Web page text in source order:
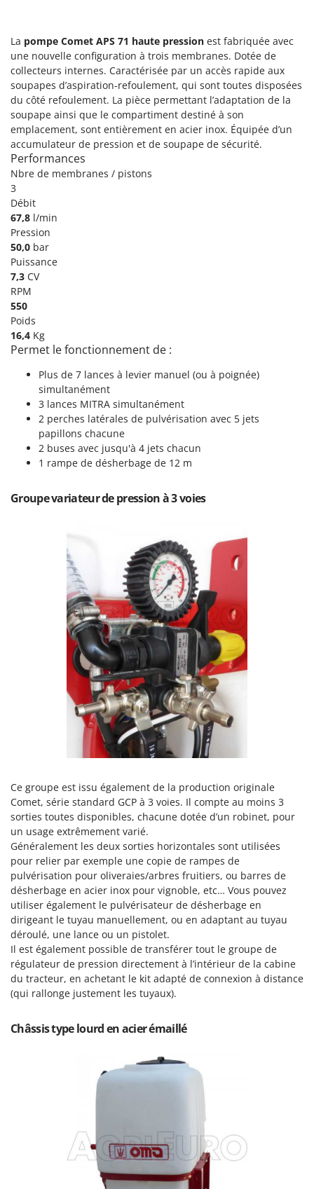
R
Rafraîchisseurs d'air par évaporation
Rampes de chargement en aluminium
Râpes à fromage électriques
Râteaux pour tracteur
Remplisseuses
Robots nettoyeurs de piscine
Rogneuses de souches
Rouleaux pour tracteur
S
Scies à os
Scies de jardin télescopiques
Sécateurs et Échenilloirs manuels
Sécateurs pneumatiques
Semoirs et Épandeurs d'engrais
Socs pour tracteur
Souffleurs aspirateurs pour Feuilles
Soufreuses - Poudreuses pour tracteur
Taille-haies
Taille-haies à bras pour tracteur
Tarières
Tondeuses à Gazon
Tondeuses autoportées
Tondeuses débroussailleuses thermiques
Trancheuses
Trancheuses de sol
Transpalettes
Treuils de débardage
Tronçonneuses
V
Vêtements de Sécurité
Vibroculteurs à tracteur
GYS
H
Hailo
Helvi
Henx
HiKOKI
Honda
I
Idromatic
Il-Tec
Imperia
Infaco
Italyco
ITM
JOLLY ITALIA
KAAZ
Karcher
KitchenAid
Lampacrescia - MGM
Landxcape
LAR Casalinghi
Linea VZ
Lotusgrill
M
M.A.I.BO.
Macom
Macte Ovens
Makita
MAMMAMIA
Marcato
Marina Systems
Master
Mastercook
Masterpro
MCH
More than chef
MOSA
La pompe Comet APS 71 haute pression est fabriquée avec
une nouvelle configuration à trois membranes. Dotée de
collecteurs internes. Caractérisée par un accès rapide aux
soupapes d’aspiration-refoulement, qui sont toutes disposées
du côté refoulement. La pièce permettant l’adaptation de la
soupape ainsi que le compartiment destiné à son
emplacement, sont entièrement en acier inox. Équipée d’un
accumulateur de pression et de soupape de sécurité.
Performances
Nbre de membranes / pistons
3
Débit
67,8 l/min
Pression
50,0 bar
Puissance
7,3 CV
RPM
550
Poids
16,4 Kg
Permet le fonctionnement de :
Plus de 7 lances à levier manuel (ou à poignée)
simultanément
3 lances MITRA simultanément
2 perches latérales de pulvérisation avec 5 jets
papillons chacune
2 buses avec jusqu'à 4 jets chacun
1 rampe de désherbage de 12 m
Groupe variateur de pression à 3 voies
Ce groupe est issu également de la production originale
Comet, série standard GCP à 3 voies. Il compte au moins 3
sorties toutes disponibles, chacune dotée d’un robinet, pour
un usage extrêmement varié.
Généralement les deux sorties horizontales sont utilisées
pour relier par exemple une copie de rampes de
pulvérisation pour oliveraies/arbres fruitiers, ou barres de
désherbage en acier inox pour vignoble, etc… Vous pouvez
utiliser également le pulvérisateur de désherbage en
dirigeant le tuyau manuellement, ou en adaptant au tuyau
déroulé, une lance ou un pistolet.
Il est également possible de transférer tout le groupe de
régulateur de pression directement à l’intérieur de la cabine
du tracteur, en achetant le kit adapté de connexion à distance
(qui rallonge justement les tuyaux).
Châssis type lourd en acier émaillé